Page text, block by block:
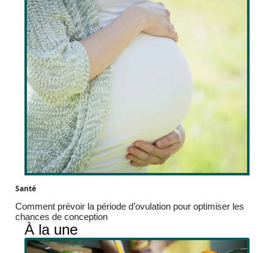
Santé
Comment prévoir la période d’ovulation pour optimiser les
chances de conception
À la une